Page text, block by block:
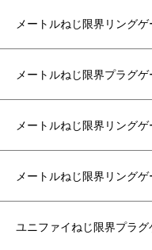
メートルねじ限界リングゲ
メートルねじ限界プラグゲ
メートルねじ限界リングゲ
メートルねじ限界リングゲ
ユニファイねじ限界プラグ